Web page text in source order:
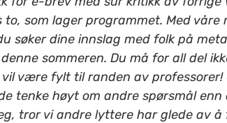
to, som lager programmet. Med
søker dine innslag med folk på
sommeren. Du må for all del
vil være fylt til randen av professorer!
tenke høyt om andre spørsmål enn
tror vi andre lyttere har glede av å